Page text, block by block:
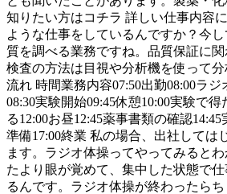
知りたい方はコチラ 詳しい仕事内容
ような仕事をしているんですか？今
質を調べる業務ですね。品質保証に関
検査の方法は目視や分析機を使って
流れ 時間業務内容07:50出勤08:00ラジ
08:30実験開始09:45休憩10:00実験で
る12:00お昼12:45薬事書類の確認
準備17:00終業 私の場合、出社しては
ます。ラジオ体操ってやってみると
たより眼が覚めて、集中した状態で
るんです。ラジオ体操が終わったら